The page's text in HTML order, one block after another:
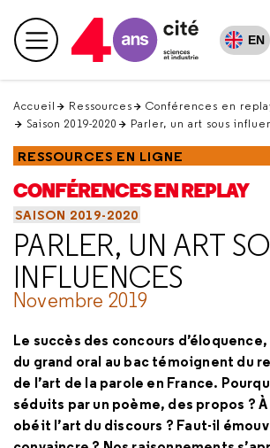
en
haut Menu principal EN
Accueil Ressources Conférences en
Saison 2019-2020
Parler, un art sous
RESSOURCES EN LIGNE
CONFÉRENCES EN REPLAY
SAISON 2019-2020
PARLER, UN ART
INFLUENCES
Novembre 2019
Le succès des concours
du grand oral au bac témoignent du
de l’art de la parole en France.
séduits par un poème, des propos ?
obéit l’art du discours ? Faut-il